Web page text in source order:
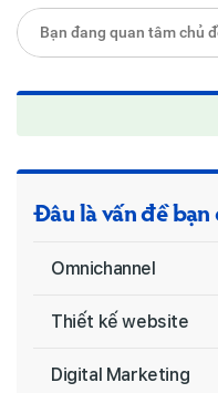
Đâu là vấn đề bạn
Omnichannel
Thiết kế website
Digital Marketing